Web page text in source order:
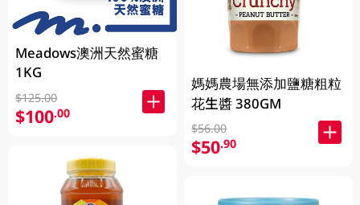
Meadows澳洲天然蜜糖
1KG
$125.00
$100.00
媽媽農場無添加鹽糖粗粒
花生醬 380GM
$56.00
$50.90